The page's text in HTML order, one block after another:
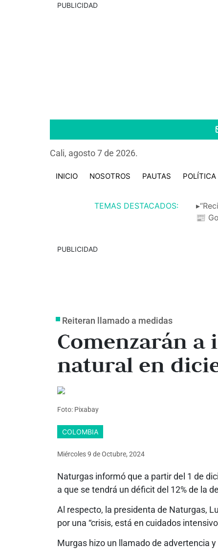
PUBLICIDAD
Cali, agosto 7 de 2026.
INICIO NOSOTROS PAUTAS POLÍTICA
TEMAS DESTACADOS:
📰
PUBLICIDAD
Reiteran llamado a medidas
Comenzarán a
natural en
Foto: Pixabay
COLOMBIA
Miércoles 9 deOctubre, 2024
Naturgas informó que a partir del 1 de
a que se tendrá un déficit del 12% de la
Al respecto, la presidenta de Naturgas,
por una “crisis, está en cuidados
Murgas hizo un llamado de advertencia